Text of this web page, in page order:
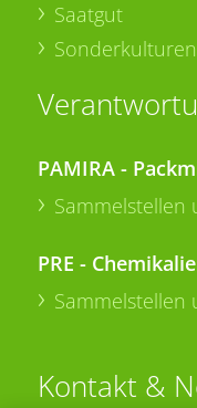
Saatgut
Sonderkulturen
PAMIRA -
Sammelstellen
PRE -
Sammelstellen
Kontakt &